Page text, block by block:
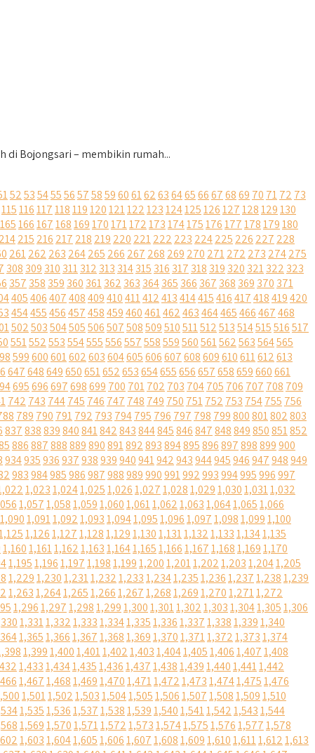
di Bojongsari – membikin rumah...
525354555657585960616263646566676869 70 7172 73
115116117118119120121122123124125126127128129130
165166167168169170171172173174175176177178179180
214215 216 217 218 219 220 221222 223 224225 226 227 228
261262 263 264265 266 267 268 269 270 271272 273 274275
308 309 310 311312 313 314315 316 317 318 319 320 321322 323
357 358 359 360 361362 363 364365 366 367 368 369 370 371
405406407408409410411412413414415416417418419420
454455456457458459460461462463464465466467468
502503504505506507508509510511512513514515516517
551552553554555556557558559560561562563564565
599600601602603604605606607608609610611612613
647648649650651652653654655656657658659660661
695696697698699 700 701702 703 704705 706 707 708 709
742 743 744745 746 747 748 749 750 751752 753 754755 756
789 790 791792 793 794795 796 797 798 799800801802803
837838839840841842843844845846847848849850851852
886887888889890891892893894895896897898899900
934935936937938939940941942943944945946947948949
983984985986987988989990991992993994995996997
1,0231,0241,0251,0261,0271,0281,0291,0301,0311,032
1,0571,0581,0591,0601,0611,0621,0631,0641,0651,066
1,0901,0911,0921,0931,0941,0951,0961,0971,0981,0991,100
1,1261,1271,1281,1291,1301,1311,1321,1331,1341,135
1,1601,1611,1621,1631,1641,1651,1661,1671,1681,1691,170
1,1951,1961,1971,1981,1991,2001,2011,2021,2031,2041,205
1,2291,2301,2311,2321,2331,2341,2351,2361,2371,2381,239
1,2631,2641,2651,2661,2671,2681,2691,2701,2711,272
1,2961,2971,2981,2991,3001,3011,3021,3031,3041,3051,306
1,3311,3321,3331,3341,3351,3361,3371,3381,3391,340
1,3651,3661,3671,3681,3691,3701,3711,3721,3731,374
1,3991,4001,4011,4021,4031,4041,4051,4061,4071,408
1,4331,4341,4351,4361,4371,4381,4391,4401,4411,442
1,4671,4681,4691,4701,4711,4721,4731,4741,4751,476
1,5011,5021,5031,5041,5051,5061,5071,5081,5091,510
1,5351,5361,5371,5381,5391,5401,5411,5421,5431,544
1,5691,5701,5711,5721,5731,5741,5751,5761,5771,578
1,6031,6041,6051,6061,6071,6081,6091,6101,6111,6121,613